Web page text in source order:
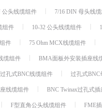
公头线缆组件 7/16 DIN 母头线
组件 10-32 公头线缆组件
件 75 Ohm MCX线缆组件
缆组件 BMA面板外安装插座线
过孔式BNC线缆组件 过孔式BNC
线缆组件 BNC Twinax过孔式
F型直角公头线缆组件 FME